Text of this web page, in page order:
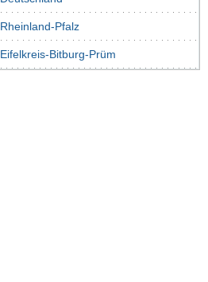
Rheinland-Pfalz
Eifelkreis-Bitburg-Prüm